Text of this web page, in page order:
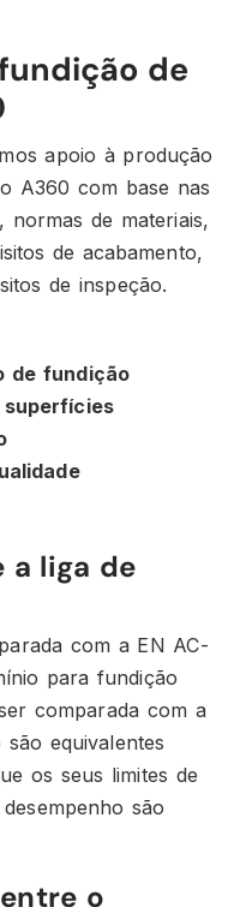
de
apoio à produção
A360 com base nas
normas de materiais,
de acabamento,
de inspeção.
de fundição
superfícies
a liga de
com a EN AC-
para fundição
comparada com a
equivalentes
os seus limites de
são
o